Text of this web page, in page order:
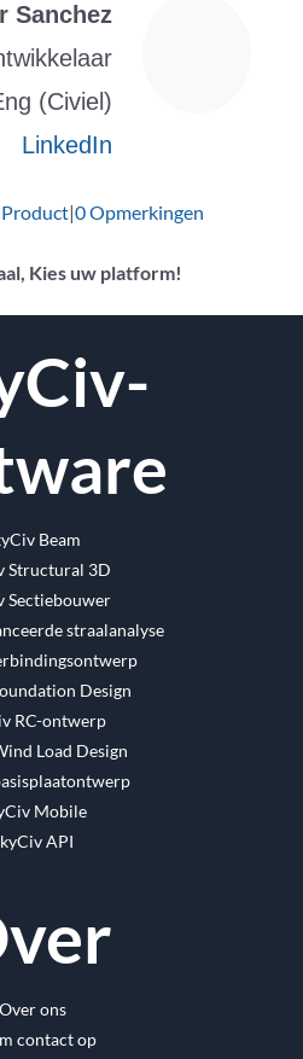
Sanchez
(Civiel)
LinkedIn
Product|0 Opmerkingen
Kies uw platform!
mail
Beam
Structural 3D
Sectiebouwer
straalanalyse
Design
RC-ontwerp
Load Design
Mobile
API
Over ons
contact op